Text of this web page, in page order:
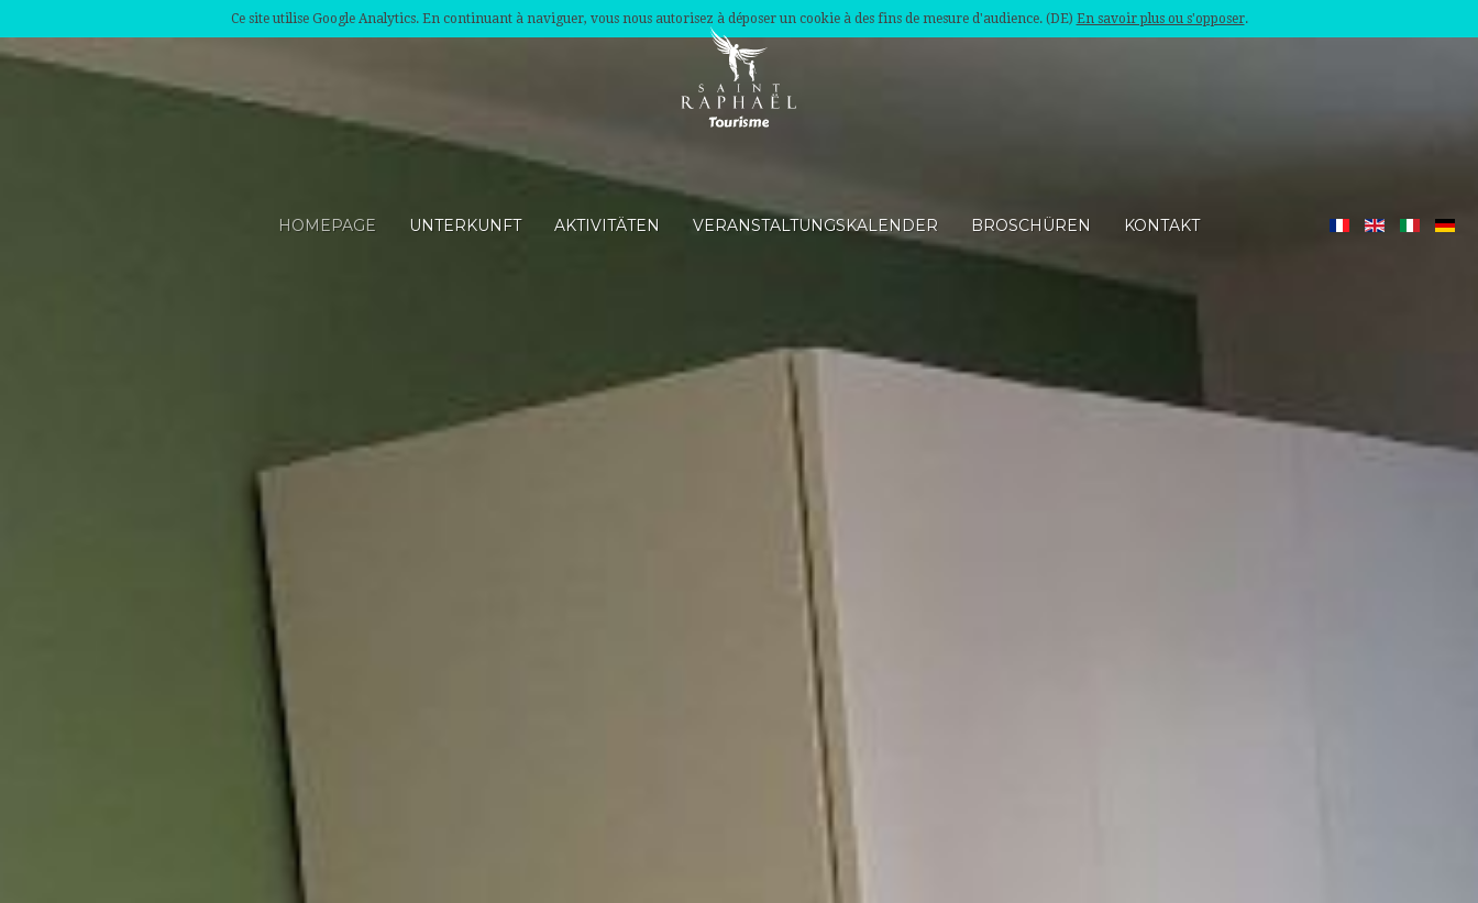
Ce site utilise Google Analytics. En continuant à naviguer, vous nous autorisez à déposer un cookie à des fins de mesure d'audience. (DE) En savoir plus ou s'opposer.
HOMEPAGE UNTERKUNFT AKTIVITÄTEN VERANSTALTUNGSKALENDER BROSCHÜREN KONTAKT